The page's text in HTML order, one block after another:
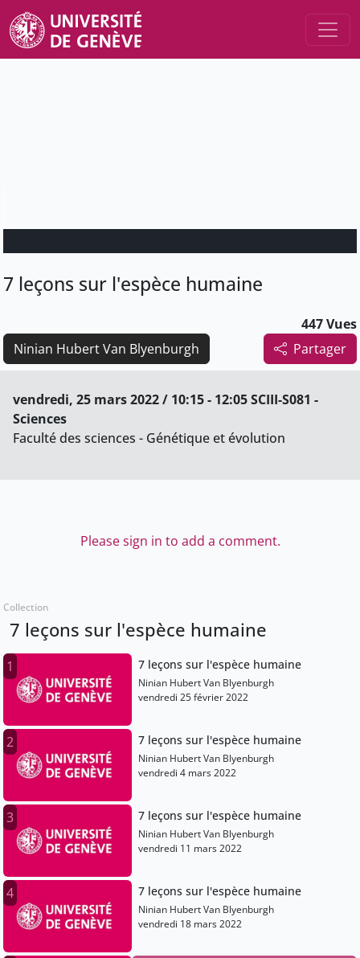
7 leçons sur l'espèce humaine
447 Vues
Partager
Ninian Hubert Van Blyenburgh
vendredi, 25 mars 2022 / 10:15 - 12:05 SCIII-S081 -
Sciences
Faculté des sciences - Génétique et évolution
Please sign in to add a comment.
Collection
7 leçons sur l'espèce humaine
1 7 leçons sur l'espèce humaine
Ninian Hubert Van Blyenburgh
vendredi 25 février 2022
2 7 leçons sur l'espèce humaine
Ninian Hubert Van Blyenburgh
vendredi 4 mars 2022
3 7 leçons sur l'espèce humaine
Ninian Hubert Van Blyenburgh
vendredi 11 mars 2022
4 7 leçons sur l'espèce humaine
Ninian Hubert Van Blyenburgh
vendredi 18 mars 2022